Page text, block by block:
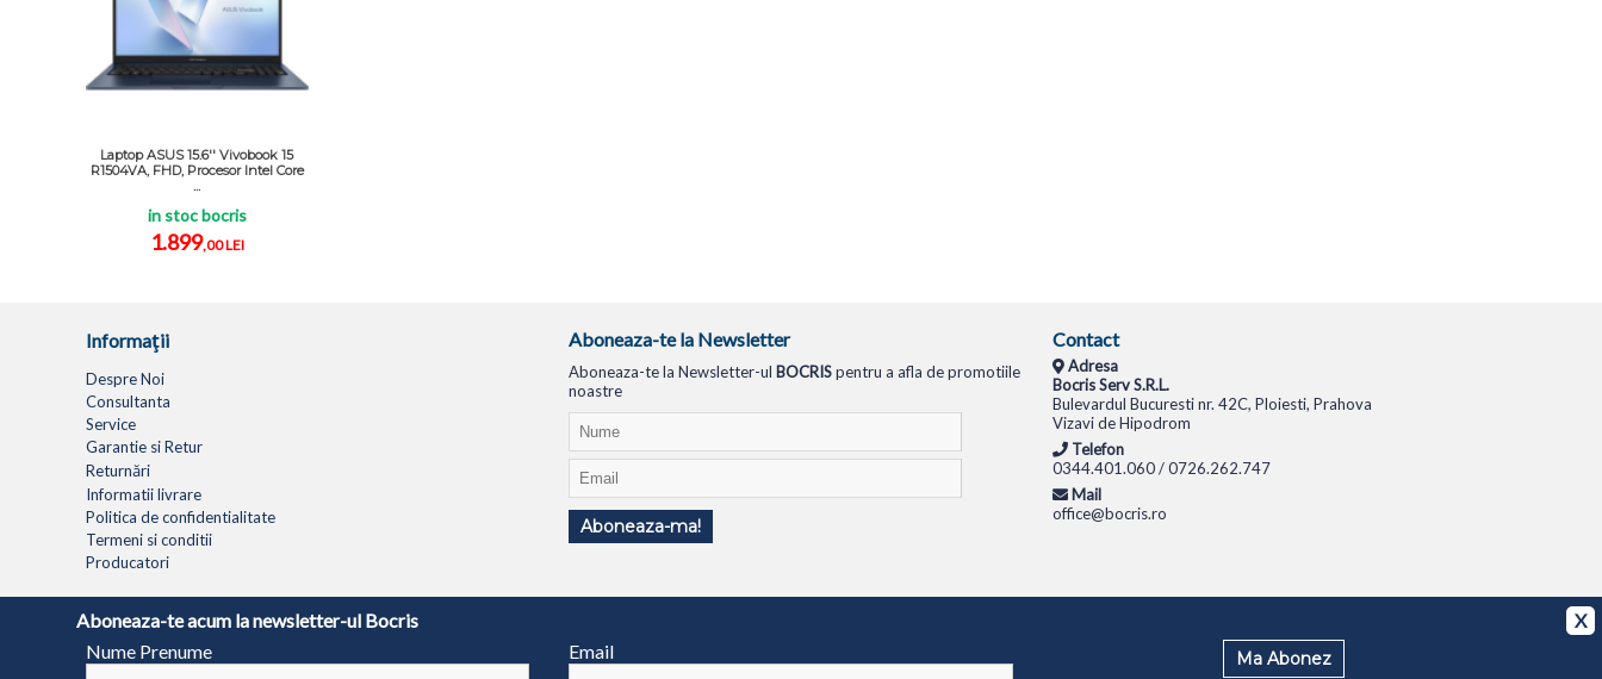
Aboneaza-te acum la newsletter-ul Bocris
X
Nume Prenume
Email Ma Abonez
Laptop ASUS 15.6'' Vivobook 15
R1504VA, FHD, Procesor Intel Core
...
in stoc bocris
1.899,00 LEI
Informaţii
Despre Noi
Consultanta
Service
Garantie si Retur
Returnări
Informatii livrare
Politica de confidentialitate
Termeni si conditii
Producatori
Aboneaza-te la Newsletter
Aboneaza-te la Newsletter-ul BOCRISpentru a afla de promotiile
noastre
Aboneaza-ma!
Contact
Adresa
Bocris Serv S.R.L.
Bulevardul Bucuresti nr. 42C, Ploiesti, Prahova
Vizavi de Hipodrom
Telefon
0344.401.060 / 0726.262.747
Mail
office@bocris.ro
© 1994 - 2026 BOCRIS SERV S.R.L. | CUI: RO6260085, REG. COM.: J29/2413/1994 ANPC